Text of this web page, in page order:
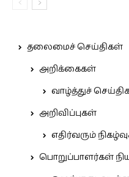
தலைமைச் செய்திகள்
அறிக்கைகள்
வாழ்த்துச்
அறிவிப்புகள்
எதிர்வரும்
பொறுப்பாளர்கள்